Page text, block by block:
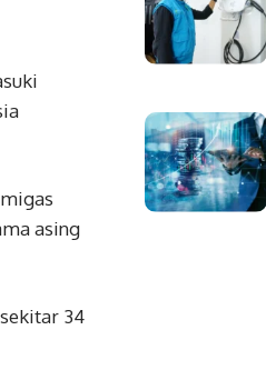
asing
34